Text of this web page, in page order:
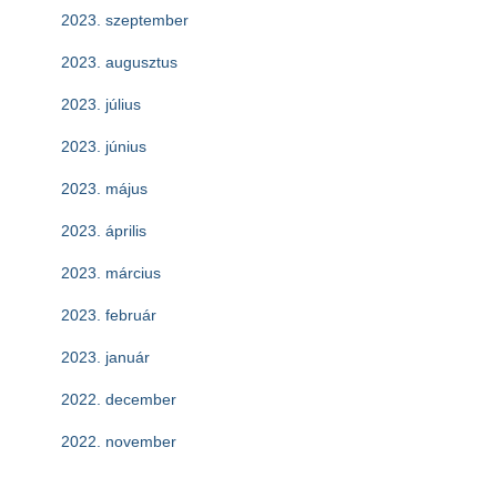
2023. szeptember
2023. augusztus
2023. július
2023. június
2023. május
2023. április
2023. március
2023. február
2023. január
2022. december
2022. november